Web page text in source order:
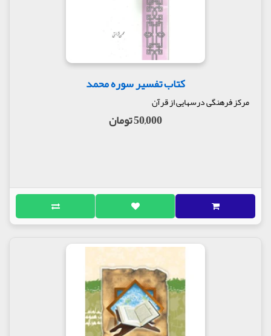
کتاب تفسیر سوره محمد
مرکز فرهنگی درسهایی از قرآن
50,000 تومان